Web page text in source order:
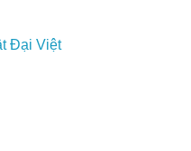
Đại Việt